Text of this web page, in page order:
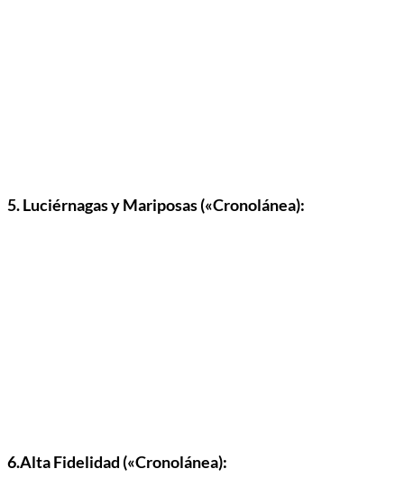
5. Luciérnagas y Mariposas («Cronolánea):
6.Alta Fidelidad («Cronolánea):